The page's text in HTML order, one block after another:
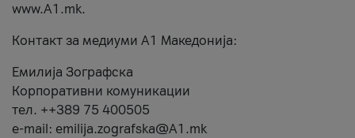
www.А1.mk.
Контакт за медиуми А1 Македонија:
Емилија Зографска
Корпоративни комуникации
тел. ++389 75 400505
e-mail: emilija.zografska@A1.mk